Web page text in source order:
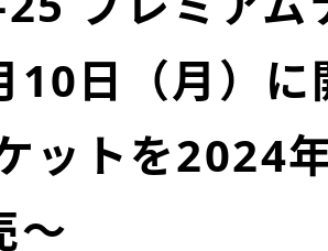
日（月）に
ットを2024
～